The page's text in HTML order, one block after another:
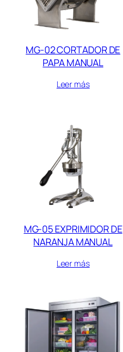
MG-02 CORTADOR DE
PAPA MANUAL
Leer más
MG-05 EXPRIMIDOR DE
NARANJA MANUAL
Leer más